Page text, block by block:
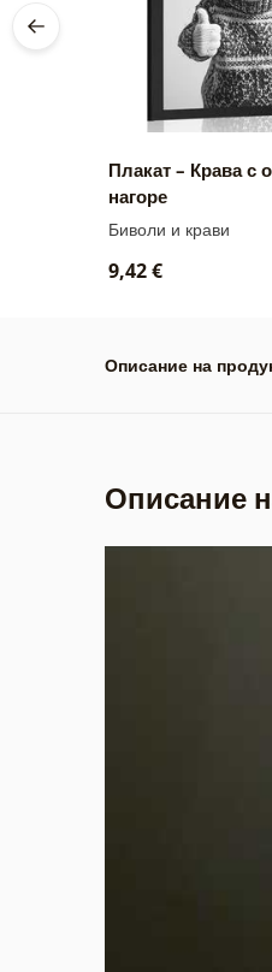
Плакат – Крава с
нагоре
Биволи и крави
9,42 €
Описание на
Описание